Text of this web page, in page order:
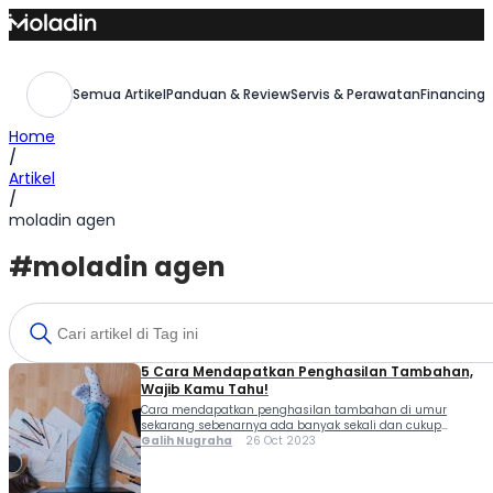
Skip
to
Semua ArtikelPanduan & ReviewServis & Perawatan
Home
/
Artikel
/
moladin agen
#moladin agen
5 Cara Mendapatkan Penghasilan Tambahan,
Wajib Kamu Tahu!
Cara mendapatkan penghasilan tambahan di umur
sekarang sebenarnya ada banyak sekali dan cukup
mudah untuk dicoba di era digital saat ini. Kemudahan
Galih Nugraha 26 Oct 2023